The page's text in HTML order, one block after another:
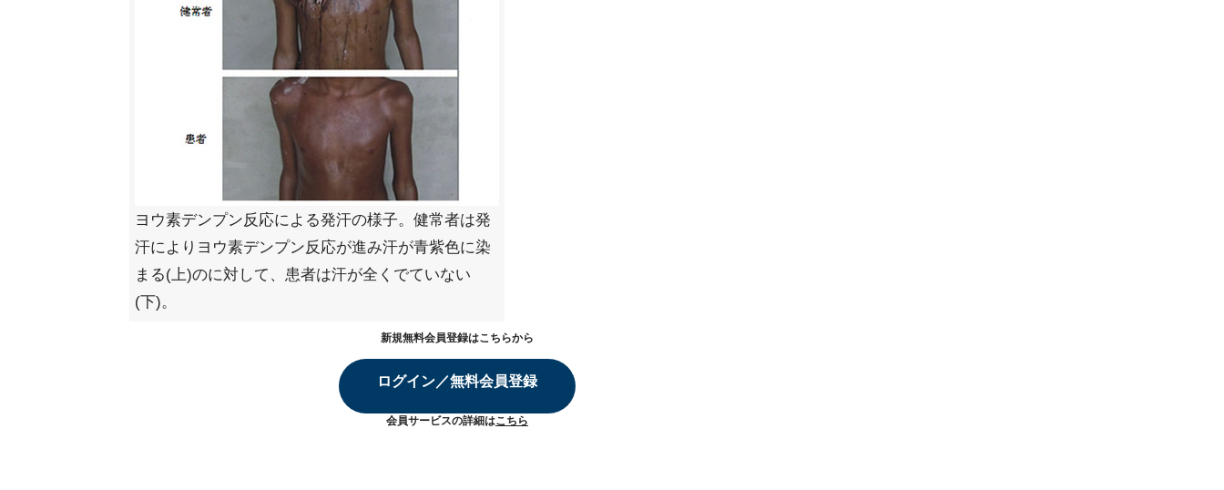
ヨウ素デンプン反応による発汗の様子。健常者は発
汗によりヨウ素デンプン反応が進み汗が青紫色に染
まる(上)のに対して、患者は汗が全くでていない
(下)。
新規無料会員登録はこちらから
ログイン／無料会員登録
会員サービスの詳細はこちら